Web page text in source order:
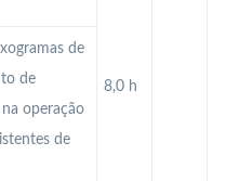
8,0 h
de
de
operação
de